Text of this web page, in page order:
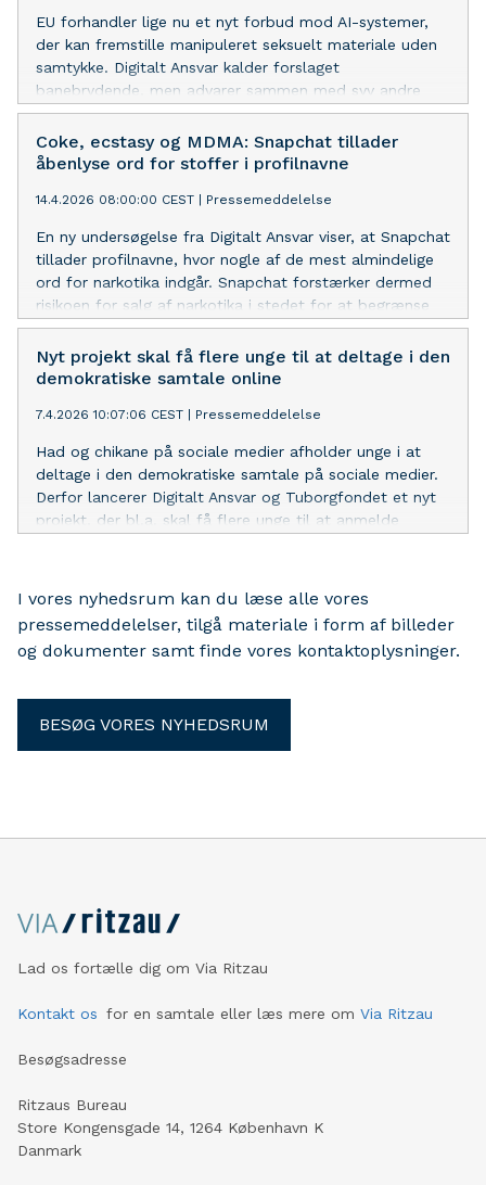
EU forhandler lige nu et nyt forbud mod AI-systemer,
der kan fremstille manipuleret seksuelt materiale uden
samtykke. Digitalt Ansvar kalder forslaget
banebrydende, men advarer sammen med syv andre
organisationer i et nyt holdningspapir om, at forbuddet
kan blive for snævert og derfor ikke beskytte ofre
tilstrækkeligt.
Coke, ecstasy og MDMA: Snapchat tillader
åbenlyse ord for stoffer i profilnavne
14.4.2026 08:00:00 CEST Pressemeddelelse
En ny undersøgelse fra Digitalt Ansvar viser, at Snapchat
tillader profilnavne, hvor nogle af de mest almindelige
ord for narkotika indgår. Snapchat forstærker dermed
risikoen for salg af narkotika i stedet for at begrænse
den, siger direktør i Digitalt Ansvar.
Nyt projekt skal få flere unge til at deltage i den
demokratiske samtale online
7.4.2026 10:07:06 CEST Pressemeddelelse
Had og chikane på sociale medier afholder unge i at
deltage i den demokratiske samtale på sociale medier.
Derfor lancerer Digitalt Ansvar og Tuborgfondet et nyt
projekt, der bl.a. skal få flere unge til at anmelde
I vores nyhedsrum kan du læse alle vores
pressemeddelelser, tilgå materiale i form af billeder
og dokumenter samt finde vores kontaktoplysninger.
BESØG VORES NYHEDSRUM
Lad os fortælle dig om Via Ritzau
Kontakt os for en samtale eller læs mere om Via Ritzau
Besøgsadresse
Ritzaus Bureau
Store Kongensgade 14, 1264 København K
Danmark